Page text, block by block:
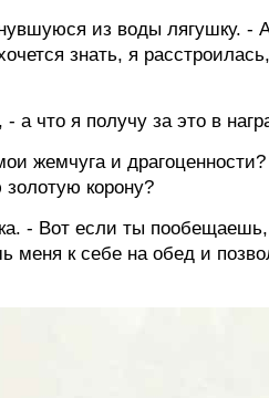
из воды лягушку. -
знать, я
а что я получу за это в
жемчуга и
корону?
- Вот если ты пообещаешь,
меня к себе на обед и